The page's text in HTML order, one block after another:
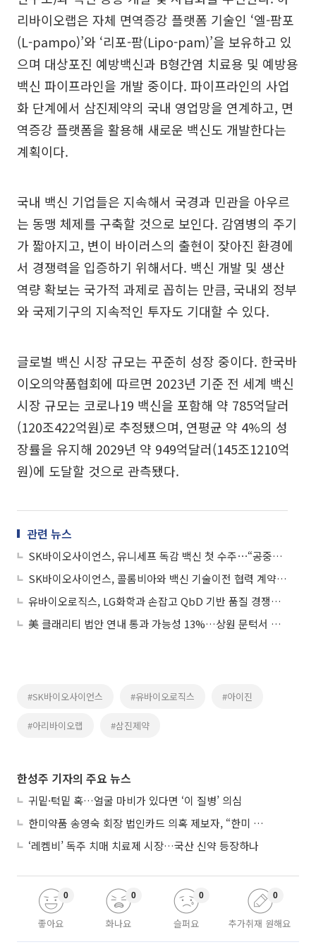
리바이오랩은 자체 면역증강 플랫폼 기술인 ‘엘-팜포
(L-pampo)’와 ‘리포-팜(Lipo-pam)’을 보유하고 있
으며 대상포진 예방백신과 B형간염 치료용 및 예방용
백신 파이프라인을 개발 중이다. 파이프라인의 사업
화 단계에서 삼진제약의 국내 영업망을 연계하고, 면
역증강 플랫폼을 활용해 새로운 백신도 개발한다는
계획이다.
국내 백신 기업들은 지속해서 국경과 민관을 아우르
는 동맹 체제를 구축할 것으로 보인다. 감염병의 주기
가 짧아지고, 변이 바이러스의 출현이 잦아진 환경에
서 경쟁력을 입증하기 위해서다. 백신 개발 및 생산
역량 확보는 국가적 과제로 꼽히는 만큼, 국내외 정부
와 국제기구의 지속적인 투자도 기대할 수 있다.
글로벌 백신 시장 규모는 꾸준히 성장 중이다. 한국바
이오의약품협회에 따르면 2023년 기준 전 세계 백신
시장 규모는 코로나19 백신을 포함해 약 785억달러
(120조422억원)로 추정됐으며, 연평균 약 4%의 성
장률을 유지해 2029년 약 949억달러(145조1210억
원)에 도달할 것으로 관측됐다.
관련 뉴스
SK바이오사이언스, 유니세프 독감 백신 첫 수주⋯“공중보건 증진에 기여할 것”
SK바이오사이언스, 콜롬비아와 백신 기술이전 협력 계약 체결
유바이오로직스, LG화학과 손잡고 QbD 기반 품질 경쟁력 고도화
美 클래리티 법안 연내 통과 가능성 13%…상원 문턱서 제동
#SK바이오사이언스 #유바이오로직스 #아이진
#아리바이오랩 #삼진제약
한성주 기자의 주요 뉴스
귀밑·턱밑 혹…얼굴 마비가 있다면 ‘이 질병’ 의심
한미약품 송영숙 회장 법인카드 의혹 제보자, “한미 잘 되기 바라는 마음”
‘레켐비’ 독주 치매 치료제 시장…국산 신약 등장하나
좋아요
0
화나요
0
슬퍼요
0
추가취재 원해요
0